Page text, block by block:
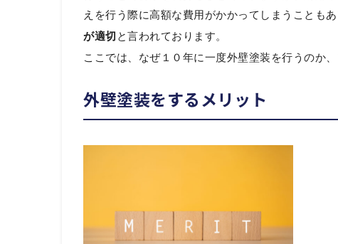
えを行う際に高額な費用がかかってしまうこともあ
が適切 と言われております。
ここでは、なぜ１０年に一度外壁塗装を行うのか
外壁塗装をするメリット